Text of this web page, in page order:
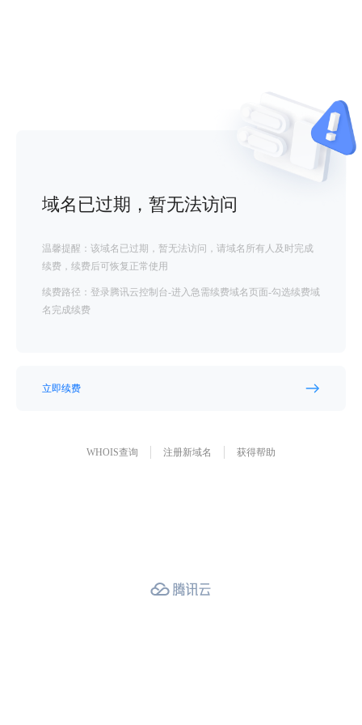
域名已过期，暂无法访问
温馨提醒：该域名已过期，暂无法访问，请域名所有人及时完成
续费，续费后可恢复正常使用
续费路径：登录腾讯云控制台-进入急需续费域名页面-勾选续费域
名完成续费
立即续费
WHOIS查询 注册新域名 获得帮助